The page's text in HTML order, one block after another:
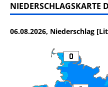
NIEDERSCHLAGSKARTE
06.08.2026, Niederschlag